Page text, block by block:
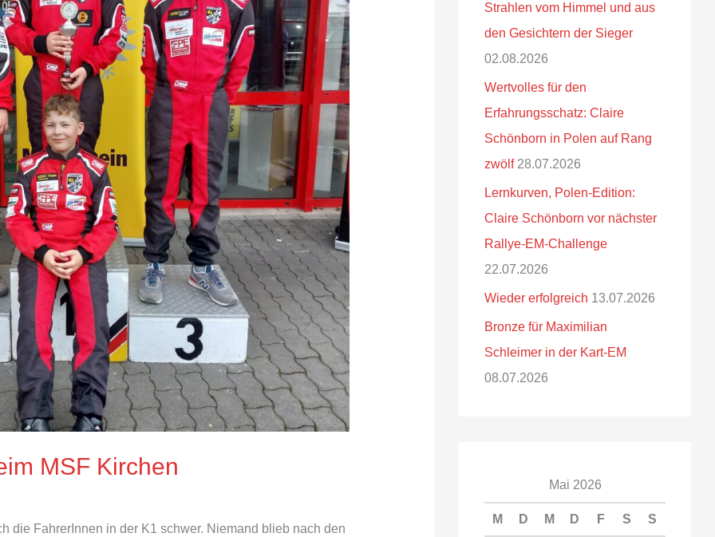
MSF Kirchen
die FahrerInnen in der K1 schwer. Niemand blieb nach den
Strahlen vom Himmel und aus
den Gesichtern der Sieger
02.08.2026
Wertvolles für den
Erfahrungsschatz: Claire
Schönborn in Polen auf Rang
zwölf 28.07.2026
Lernkurven, Polen-Edition:
Claire Schönborn vor nächster
Rallye-EM-Challenge
22.07.2026
Wieder erfolgreich 13.07.2026
Bronze für Maximilian
Schleimer in der Kart-EM
08.07.2026
Mai 2026
M D M D F S S